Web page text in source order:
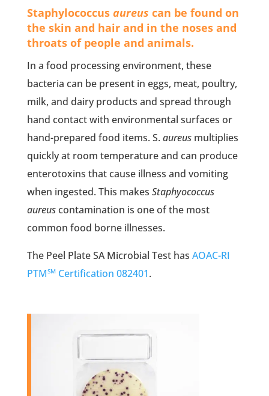
Staphylococcusaureus can be found on
the skin and hair and in the noses and
throats of people and animals.
In a food processing environment, these
bacteria can be present in eggs, meat, poultry,
milk, and dairy products and spread through
hand contact with environmental surfaces or
hand-prepared food items. S. aureusmultiplies
quickly at room temperature and can produce
enterotoxins that cause illness and vomiting
when ingested. This makes Staphyococcus
aureuscontamination is one of the most
common food borne illnesses.
The Peel Plate SA Microbial Test has AOAC-RI
PTMSMCertification 082401.